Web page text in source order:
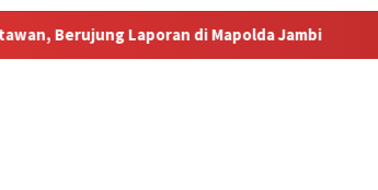
di Mapolda Jambi Masyarakat Adat